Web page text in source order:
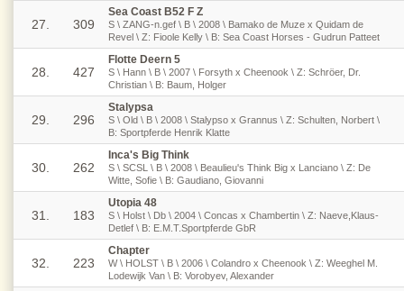
27. 309
Sea Coast B52 F Z
S \ ZANG-n.gef \ B \ 2008 \ Bamako de Muze x Quidam de
Revel \ Z: Fioole Kelly \ B: Sea Coast Horses - Gudrun Patteet
28. 427
Flotte Deern 5
S \ Hann \ B \ 2007 \ Forsyth x Cheenook \ Z: Schröer, Dr.
Christian \ B: Baum, Holger
29. 296
Stalypsa
S \ Old \ B \ 2008 \ Stalypso x Grannus \ Z: Schulten, Norbert \
B: Sportpferde Henrik Klatte
30. 262
Inca's Big Think
S \ SCSL \ B \ 2008 \ Beaulieu's Think Big x Lanciano \ Z: De
Witte, Sofie \ B: Gaudiano, Giovanni
31. 183
Utopia 48
S \ Holst \ Db \ 2004 \ Concas x Chambertin \ Z: Naeve,Klaus-
Detlef \ B: E.M.T.Sportpferde GbR
32. 223
Chapter
W \ HOLST \ B \ 2006 \ Colandro x Cheenook \ Z: Weeghel M.
Lodewijk Van \ B: Vorobyev, Alexander